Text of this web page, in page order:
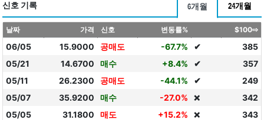
신호 기록 6개월 24개월
날짜 가격 신호 변동률% $100⇨
06/05 15.9000 공매도 -67.7% ✔
385
05/21
14.6700 매수 +8.4% ✔
357
05/11
26.2300 공매도 -44.1% ✔
249
05/07
35.9200 매수 -27.0% ❌
342
05/05
31.1800 매도 +15.2% ❌
343